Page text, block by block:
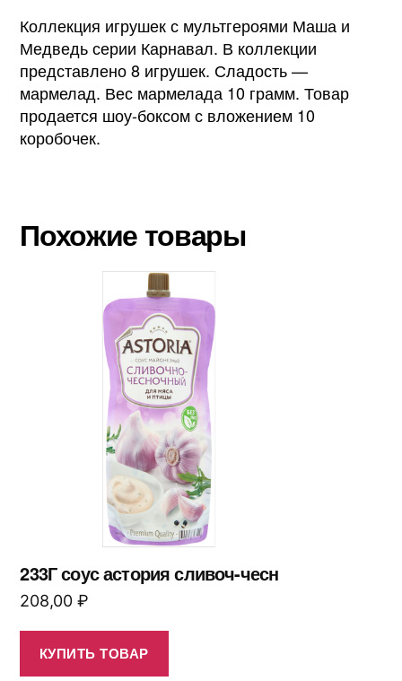
Коллекция игрушек с мультгероями Маша и
Медведь серии Карнавал. В коллекции
представлено 8 игрушек. Сладость —
мармелад. Вес мармелада 10 грамм. Товар
продается шоу-боксом с вложением 10
коробочек.
Похожие товары
233Г соус астория сливоч-чесн
208,00 ₽
КУПИТЬ ТОВАР